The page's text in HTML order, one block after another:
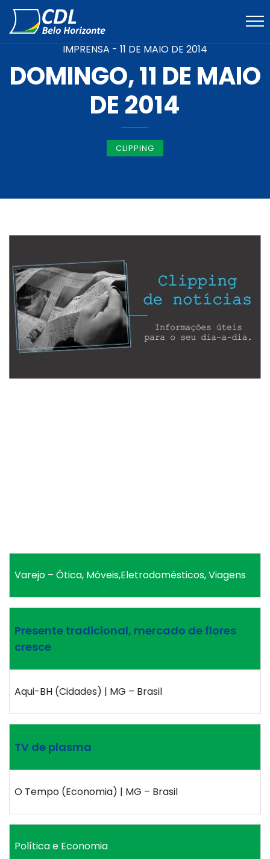
IMPRENSA - 11 DE MAIO DE 2014
DOMINGO, 11 DE MAIO
DE 2014
CLIPPING
Varejo – Ótica, Móveis,Eletrodomésticos, Viagens
Presente tradicional, mercado de flores
cresce
Aqui-BH (Cidades) | MG – Brasil
TV de plasma
O Tempo (Economia) | MG – Brasil
Política e Economia